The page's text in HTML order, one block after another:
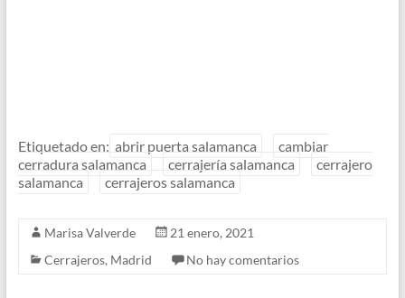
Etiquetado en: abrir puerta salamanca
cambiar
cerradura salamanca
cerrajería salamanca
cerrajero
salamanca
cerrajeros salamanca
Marisa Valverde
21 enero, 2021
Cerrajeros, Madrid No hay comentarios